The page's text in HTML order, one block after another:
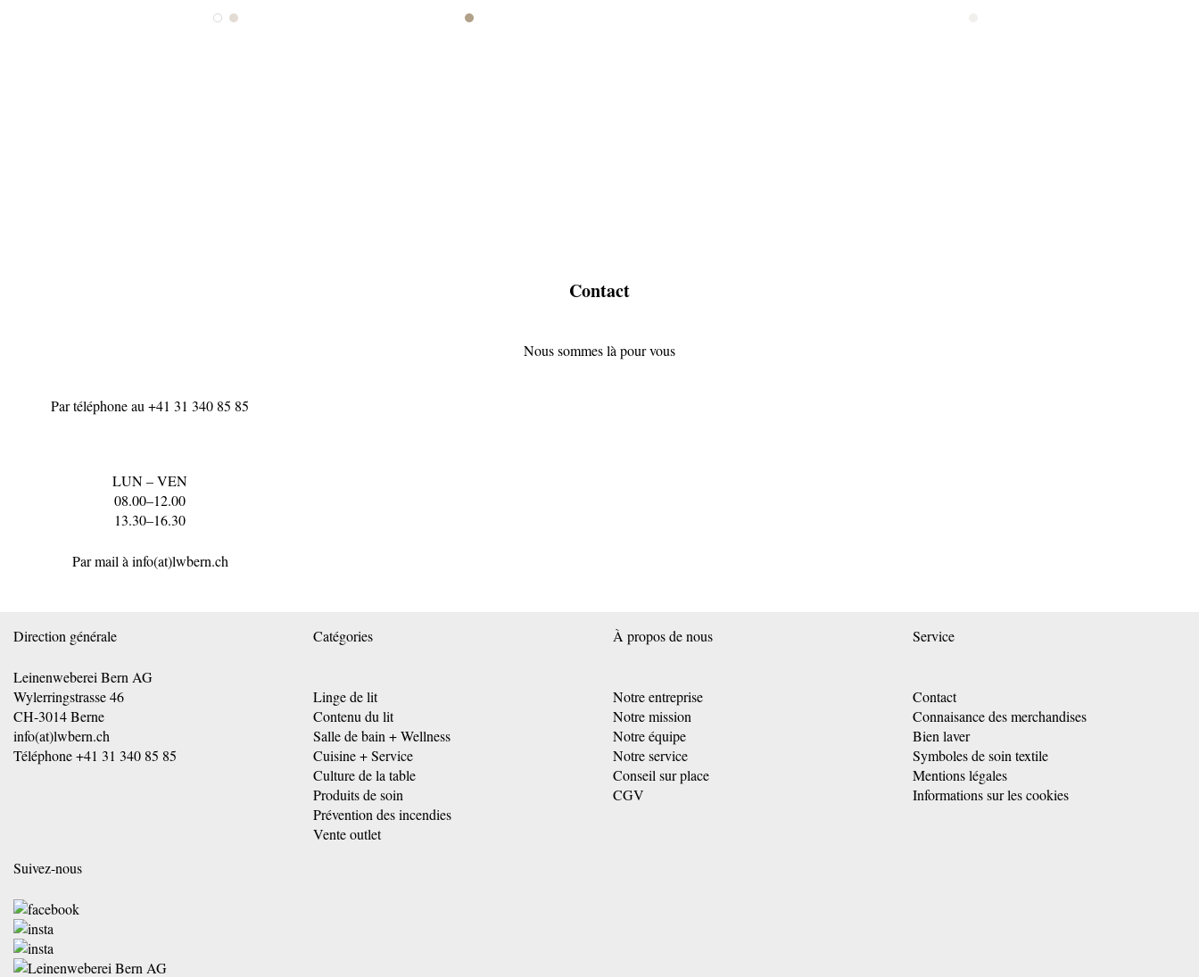
WeissPanna
Sesame
Contact
Nous sommes là pour vous
Par téléphone au+41 31 340 85 85
LUN – VEN
08.00–12.00
13.30–16.30
Par mail àinfo(at)lwbern.ch
Direction générale
Leinenweberei Bern AG
Wylerringstrasse 46
CH-3014 Berne
info(at)lwbern.ch
Téléphone+41 31 340 85 85
Catégories
Linge de lit
Contenu du lit
Salle de bain + Wellness
Cuisine + Service
Culture de la table
Produits de soin
Prévention des incendies
Vente outlet
À propos de nous
Notre entreprise
Notre mission
Notre équipe
Notre service
Conseil sur place
CGV
Service
Contact
Connaisance des merchandises
Bien laver
Symboles de soin textile
Mentions légales
Informations sur les cookies
Suivez-nous